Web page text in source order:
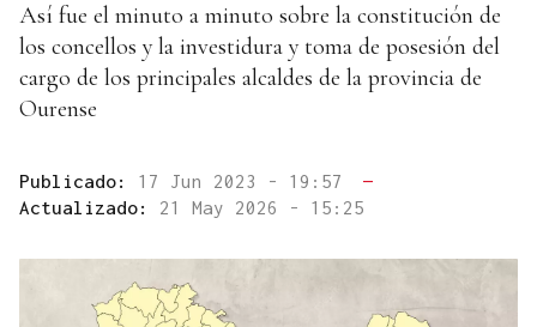
Así fue el minuto a minuto sobre la constitución de
los concellos y la investidura y toma de posesión del
cargo de los principales alcaldes de la provincia de
Ourense
Publicado: 17 Jun 2023 - 19:57
—
Actualizado: 21 May 2026 - 15:25